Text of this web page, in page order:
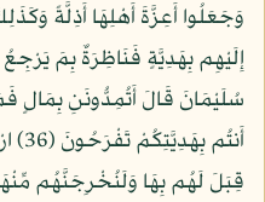
سُلَيْمَانَ قَالَ أَتُمِدُّونَنِ بِمَالٍ